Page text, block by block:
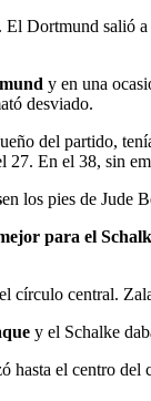
. El Dortmund salió a
y en una
desviado.
del partido,
En el 38, sin
en los pies de Jude
para el
círculo central.
y el Schalke
el centro del